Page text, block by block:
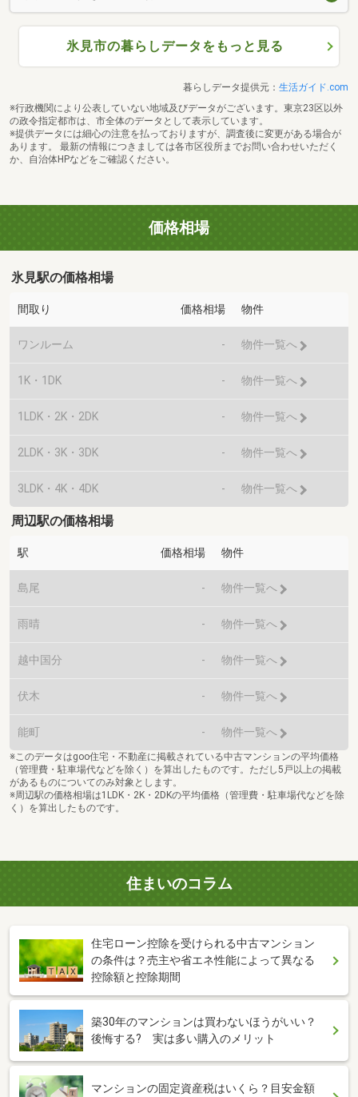
氷見市の暮らしデータをもっと見る
暮らしデータ提供元： 生活ガイド.com
※行政機関により公表していない地域及びデータがございます。東京23区以外
の政令指定都市は、市全体のデータとして表示しています。
※提供データには細心の注意を払っておりますが、調査後に変更がある場合が
あります。 最新の情報につきましては各市区役所までお問い合わせいただく
か、自治体HPなどをご確認ください。
価格相場
氷見駅の価格相場
間取り 価格相場 物件
ワンルーム - 物件一覧へ
1K・1DK - 物件一覧へ
1LDK・2K・2DK - 物件一覧へ
2LDK・3K・3DK - 物件一覧へ
3LDK・4K・4DK - 物件一覧へ
周辺駅の価格相場
駅 価格相場 物件
島尾 - 物件一覧へ
雨晴 - 物件一覧へ
越中国分 - 物件一覧へ
伏木 - 物件一覧へ
能町 - 物件一覧へ
※このデータはgoo住宅・不動産に掲載されている中古マンションの平均価格
（管理費・駐車場代などを除く）を算出したものです。ただし5戸以上の掲載
があるものについてのみ対象とします。
※周辺駅の価格相場は1LDK・2K・2DKの平均価格（管理費・駐車場代などを除
く）を算出したものです。
住まいのコラム
住宅ローン控除を受けられる中古マンション
の条件は？売主や省エネ性能によって異なる
控除額と控除期間
築30年のマンションは買わないほうがいい？
後悔する? 実は多い購入のメリット
マンションの固定資産税はいくら？目安金額